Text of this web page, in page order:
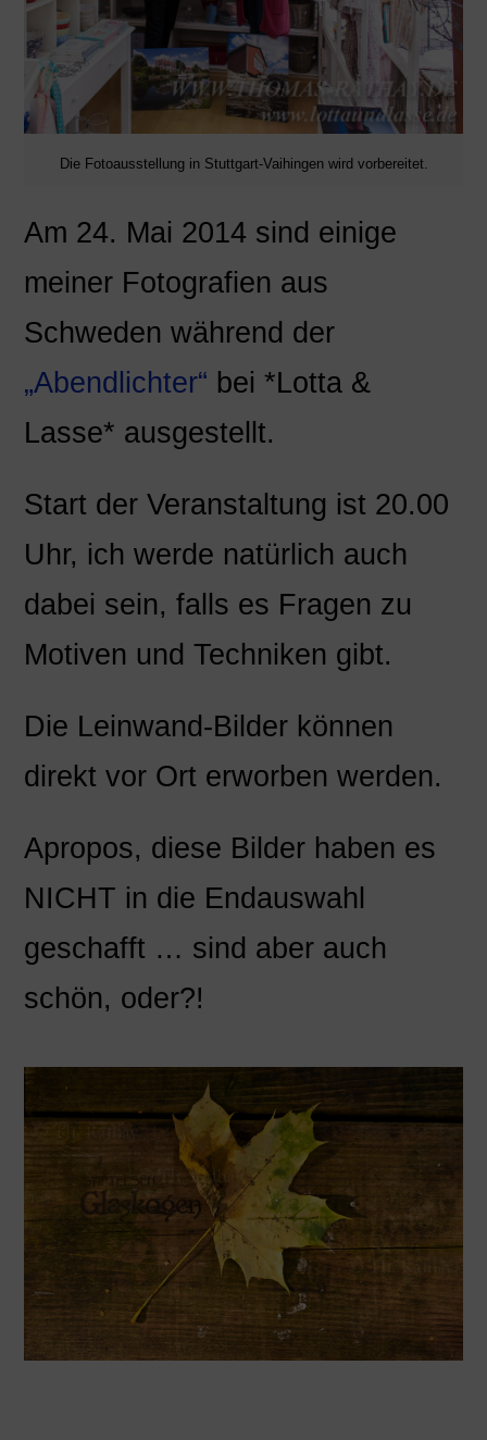
Die Fotoausstellung in Stuttgart-Vaihingen wird vorbereitet.
Am 24. Mai 2014 sind einige
meiner Fotografien aus
Schweden während der
„Abendlichter“ bei *Lotta &
Lasse* ausgestellt.
Start der Veranstaltung ist 20.00
Uhr, ich werde natürlich auch
dabei sein, falls es Fragen zu
Motiven und Techniken gibt.
Die Leinwand-Bilder können
direkt vor Ort erworben werden.
Apropos, diese Bilder haben es
NICHT in die Endauswahl
geschafft … sind aber auch
schön, oder?!